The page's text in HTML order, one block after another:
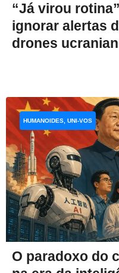
“Já virou
ignorar alertas
drones
O paradoxo do
HUMANOIDES, UNI-VOS